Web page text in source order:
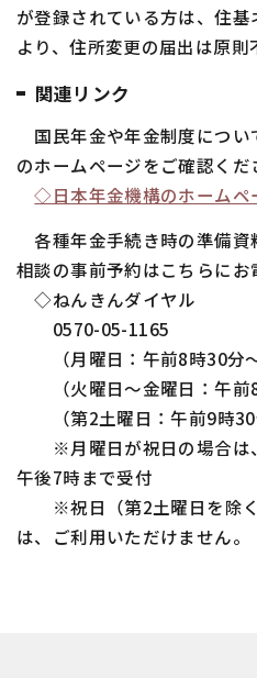
が登録されている方は、住
より、住所変更の届出は原則
関連リンク
国民年金や年金制度につい
のホームページをご確認くだ
◇日本年金機構のホームペ
各種年金手続き時の準備資
相談の事前予約はこちらにお
◇ねんきんダイヤル
0570-05-1165
（月曜日：午前8時30分～
（火曜日～金曜日：午前8
（第2土曜日：午前9時30
※月曜日が祝日の場合は
午後7時まで受付
※祝日（第2土曜日を除く
は、ご利用いただけません。